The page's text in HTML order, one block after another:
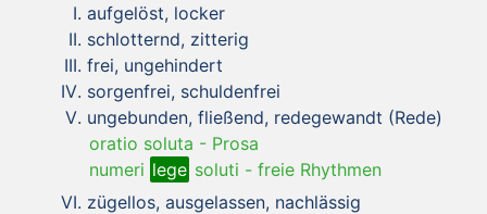
aufgelöst, locker
schlotternd, zitterig
frei, ungehindert
sorgenfrei, schuldenfrei
ungebunden, fließend, redegewandt (Rede)
oratio soluta - Prosa
numeri lege soluti - freie Rhythmen
zügellos, ausgelassen, nachlässig